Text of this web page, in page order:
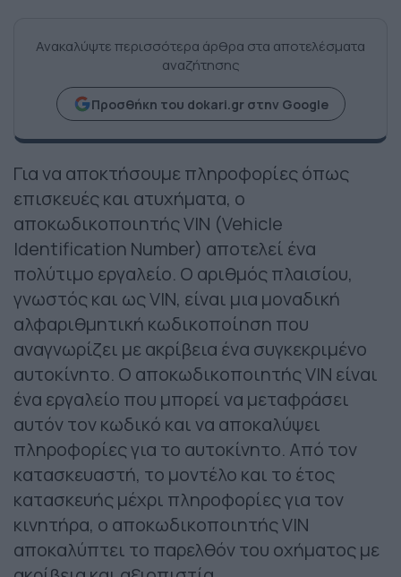
Ανακαλύψτε περισσότερα άρθρα στα αποτελέσματα
αναζήτησης
Προσθήκη του dokari.gr στην Google
Για να αποκτήσουμε πληροφορίες όπως
επισκευές και ατυχήματα, ο
αποκωδικοποιητής VIN (Vehicle
Identification Number) αποτελεί ένα
πολύτιμο εργαλείο. Ο αριθμός πλαισίου,
γνωστός και ως VIN, είναι μια μοναδική
αλφαριθμητική κωδικοποίηση που
αναγνωρίζει με ακρίβεια ένα συγκεκριμένο
αυτοκίνητο. Ο αποκωδικοποιητής VIN είναι
ένα εργαλείο που μπορεί να μεταφράσει
αυτόν τον κωδικό και να αποκαλύψει
πληροφορίες για το αυτοκίνητο. Από τον
κατασκευαστή, το μοντέλο και το έτος
κατασκευής μέχρι πληροφορίες για τον
κινητήρα, ο αποκωδικοποιητής VIN
αποκαλύπτει το παρελθόν του οχήματος με